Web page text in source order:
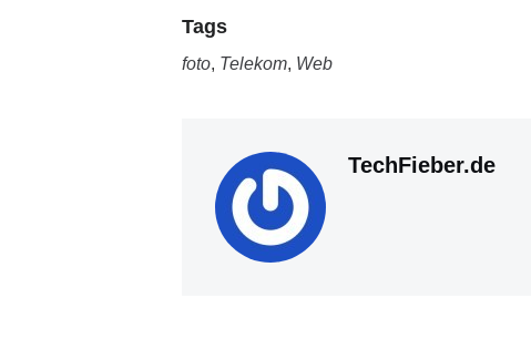
Tags
foto, Telekom, Web
TechFieber.de